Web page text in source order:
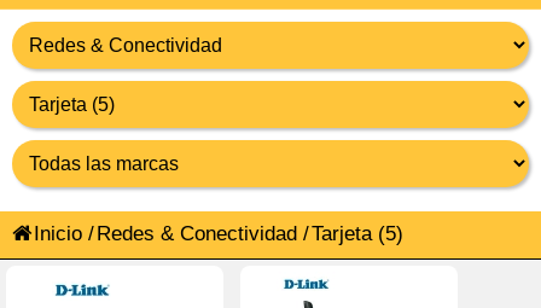
Inicio /Redes & Conectividad /Tarjeta (5)